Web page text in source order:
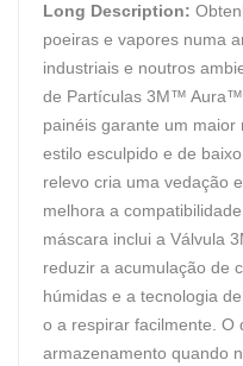
Long Description:
poeiras e vapores numa
industriais e noutros
de Partículas 3M™ Aura™
painéis garante um
estilo esculpido e de
relevo cria uma vedação
melhora a
máscara inclui a Válvula
reduzir a acumulação de
húmidas e a tecnologia
o a respirar facilmente. O
armazenamento quando